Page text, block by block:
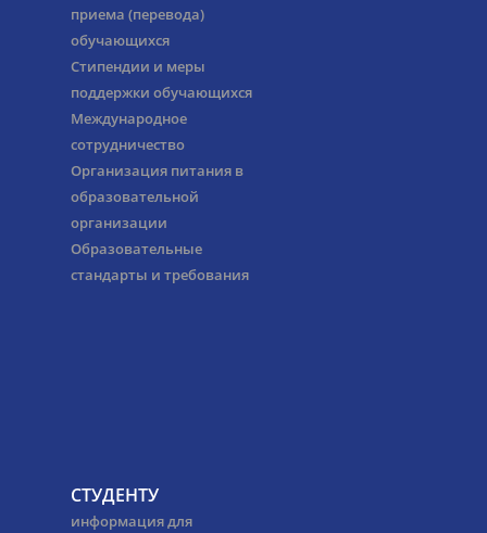
приема (перевода)
обучающихся
Стипендии и меры
поддержки обучающихся
Международное
сотрудничество
Организация питания в
образовательной
организации
Образовательные
стандарты и требования
СТУДЕНТУ
информация для